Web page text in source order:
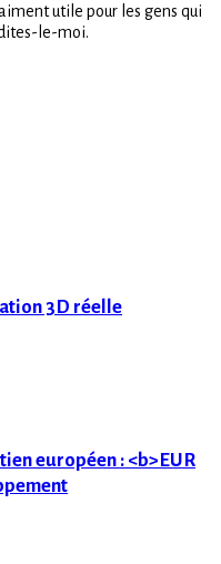
utile pour les gens qui
le-moi.
3D réelle
européen : <b>EUR